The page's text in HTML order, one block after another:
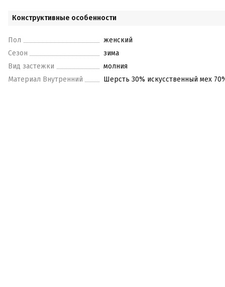
Конструктивные особенности
Пол
женский
Сезон
зима
Вид застежки
молния
Материал Внутренний
Шерсть 30% искусственный мех